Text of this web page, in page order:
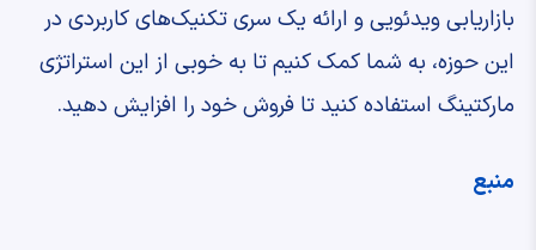
بازاریابی ویدئویی و ارائه یک سری تکنیک‌های کاربردی در
این حوزه، به شما کمک کنیم تا به خوبی از این استراتژی
مارکتینگ استفاده کنید تا فروش خود را افزایش دهید.
منبع